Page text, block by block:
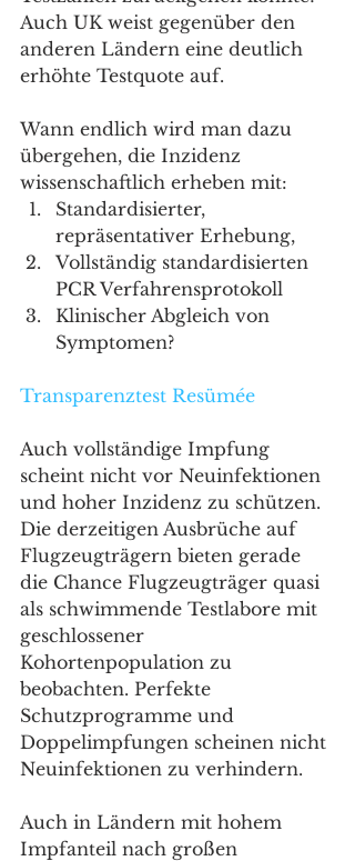
Auch UK weist gegenüber den
anderen Ländern eine deutlich
erhöhte Testquote auf.
Wann endlich wird man dazu
übergehen, die Inzidenz
wissenschaftlich erheben mit:
Standardisierter,
repräsentativer Erhebung,
Vollständig standardisierten
PCR Verfahrensprotokoll
Klinischer Abgleich von
Symptomen?
Transparenztest Resümée
Auch vollständige Impfung
scheint nicht vor Neuinfektionen
und hoher Inzidenz zu schützen.
Die derzeitigen Ausbrüche auf
Flugzeugträgern bieten gerade
die Chance Flugzeugträger quasi
als schwimmende Testlabore mit
geschlossener
Kohortenpopulation zu
beobachten. Perfekte
Schutzprogramme und
Doppelimpfungen scheinen nicht
Neuinfektionen zu verhindern.
Auch in Ländern mit hohem
Impfanteil nach großen